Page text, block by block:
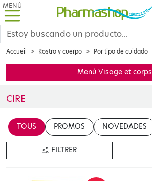
MENÚ
Accueil Rostro y cuerpo Por tipo de cuidado
Menú Visage et corps
CIRE
TOUS
PROMOS NOVEDADES
FILTRER